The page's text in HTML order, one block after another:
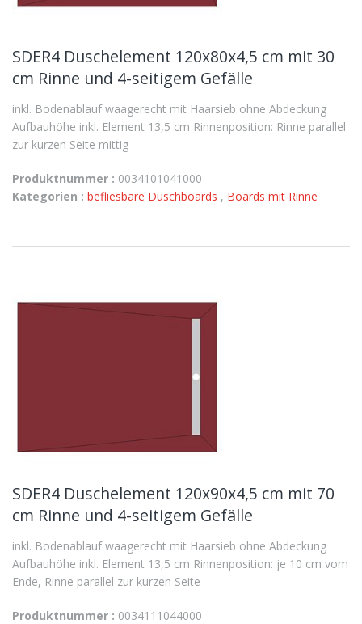
SDER4 Duschelement 120x80x4,5 cm mit 30
cm Rinne und 4-seitigem Gefälle
inkl. Bodenablauf waagerecht mit Haarsieb ohne Abdeckung
Aufbauhöhe inkl. Element 13,5 cm Rinnenposition: Rinne parallel
zur kurzen Seite mittig
Produktnummer : 0034101041000
Kategorien : befliesbare Duschboards , Boards mit Rinne
SDER4 Duschelement 120x90x4,5 cm mit 70
cm Rinne und 4-seitigem Gefälle
inkl. Bodenablauf waagerecht mit Haarsieb ohne Abdeckung
Aufbauhöhe inkl. Element 13,5 cm Rinnenposition: je 10 cm vom
Ende, Rinne parallel zur kurzen Seite
Produktnummer : 0034111044000